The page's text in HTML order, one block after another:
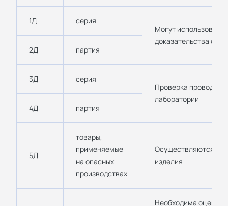
1Д
серия
Могут
доказательства о
2Д
партия
3Д
серия
Проверка
лаборатории
4Д
партия
5Д
товары,
применяемые
на опасных
производствах
Осуществляются
изделия
Необходима оценка